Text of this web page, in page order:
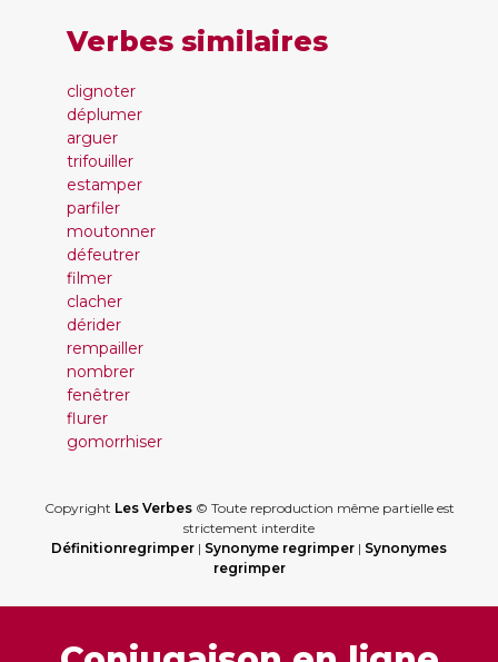
Verbes similaires
clignoter
déplumer
arguer
trifouiller
estamper
parfiler
moutonner
défeutrer
filmer
clacher
dérider
rempailler
nombrer
fenêtrer
flurer
gomorrhiser
Copyright Les Verbes© Toute reproduction même partielle est
strictement interdite
Définitionregrimper | Synonyme regrimper | Synonymes
regrimper